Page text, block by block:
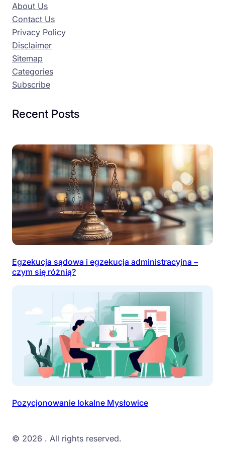
About Us
Contact Us
Privacy Policy
Disclaimer
Sitemap
Categories
Subscribe
Recent Posts
Egzekucja sądowa i egzekucja administracyjna –
czym się różnią?
Pozycjonowanie lokalne Mysłowice
© 2026 . All rights reserved.